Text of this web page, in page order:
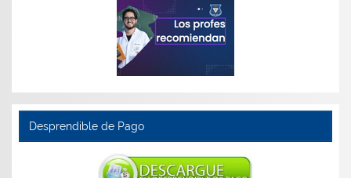
Desprendible de Pago